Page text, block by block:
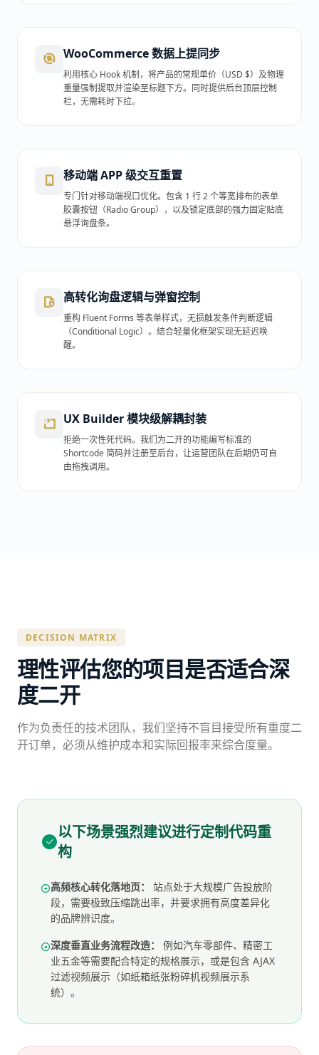
WooCommerce 数据上提同步
利用核心 Hook 机制，将产品的常规单价（USD $）及物理
重量强制提取并渲染至标题下方。同时提供后台顶层控制
栏，无需耗时下拉。
移动端 APP 级交互重置
专门针对移动端视口优化。包含 1 行 2 个等宽排布的表单
胶囊按钮（Radio Group），以及锁定底部的强力固定贴底
悬浮询盘条。
高转化询盘逻辑与弹窗控制
重构 Fluent Forms 等表单样式，无损触发条件判断逻辑
（Conditional Logic）。结合轻量化框架实现无延迟唤
醒。
UX Builder 模块级解耦封装
拒绝一次性死代码。我们为二开的功能编写标准的
Shortcode 简码并注册至后台，让运营团队在后期仍可自
由拖拽调用。
DECISION MATRIX
理性评估您的项目是否适合深
度二开
作为负责任的技术团队，我们坚持不盲目接受所有重度二
开订单，必须从维护成本和实际回报率来综合度量。
以下场景强烈建议进行定制代码重
构
高频核心转化落地页：
站点处于大规模广告投放阶
段，需要极致压缩跳出率，并要求拥有高度差异化
的品牌辨识度。
深度垂直业务流程改造：
例如汽车零部件、精密工
业五金等需要配合特定的规格展示，或是包含 AJAX
过滤视频展示（如纸箱纸张粉碎机视频展示系
统）。